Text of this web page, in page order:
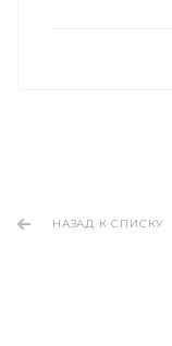
НАЗАД К СПИСКУ